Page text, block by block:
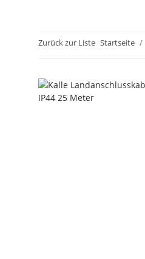
Zurück zur Liste Startseite